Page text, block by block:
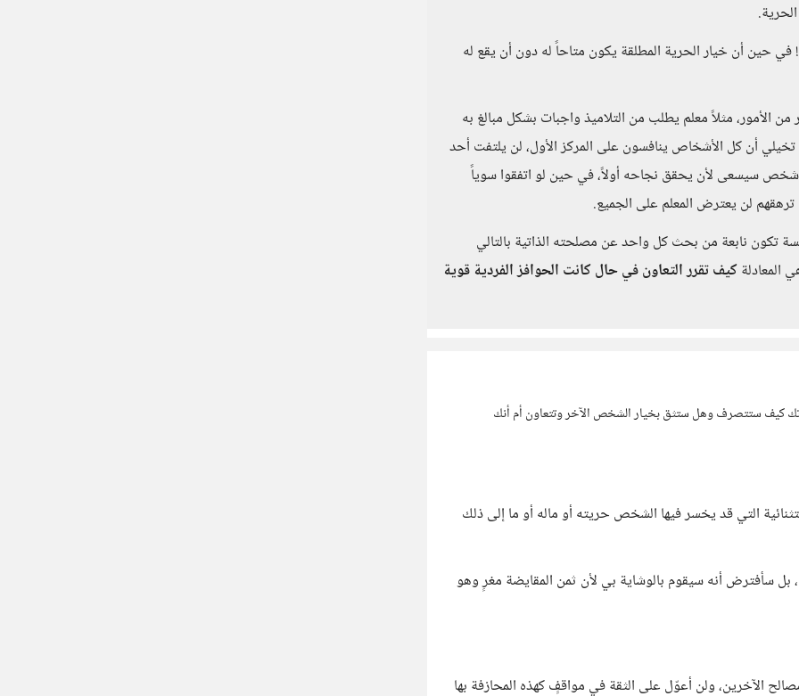
حين أن خيار الحرية المطلقة يكون متاحاً له دون أن يقع له
الأمور، مثلاً معلم يطلب من التلاميذ واجبات بشكل مبالغ به
أن كل الأشخاص ينافسون على المركز الأول، لن يلتفت أحد
شخص سيسعى لأن يحقق نجاحه أولاً، في حين لو اتفقوا سوياً
ترهقهم لن يعترض المعلم على الجميع.
تكون نابعة من بحث كل واحد عن مصلحته الذاتية بالتالي
المعادلةكيف تقرر التعاون في حال كانت الحوافز الفردية قوية
كيف ستتصرف وهل ستثق بخيار الشخص الآخر وتتعاون أم أنك
التي قد يخسر فيها الشخص حريته أو ماله أو ما إلى ذلك
سأفترض أنه سيقوم بالوشاية بي لأن ثمن المقايضة مغرٍ وهو
الآخرين، ولن أعوّل على الثقة في مواقفٍ كهذه المحازفة بها